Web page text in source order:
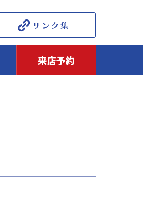
来店予約